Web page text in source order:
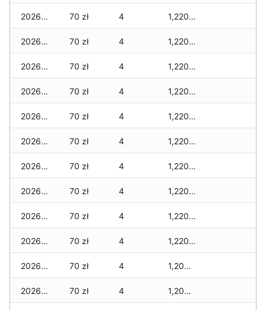
2026-03-12 70 zł 4 1,220 zł
2026-03-11 70 zł 4 1,220 zł
2026-03-10 70 zł 4 1,220 zł
2026-03-09 70 zł 4 1,220 zł
2026-03-08 70 zł 4 1,220 zł
2026-03-07 70 zł 4 1,220 zł
2026-03-06 70 zł 4 1,220 zł
2026-03-05 70 zł 4 1,220 zł
2026-03-04 70 zł 4 1,220 zł
2026-03-03 70 zł 4 1,220 zł
2026-03-02 70 zł 4 1,200 zł
2026-03-01 70 zł 4 1,200 zł